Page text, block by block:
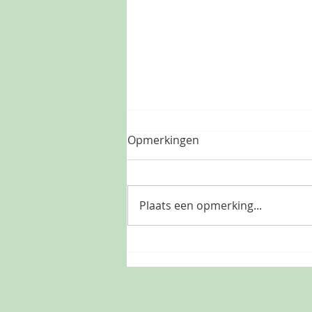
De kunst van het vallen
Opmerkingen
Plaats een opmerking...